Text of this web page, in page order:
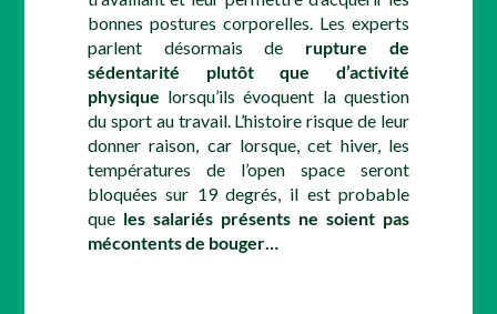
bonnes postures corporelles. Les experts
parlent désormais de rupture de
sédentarité plutôt que d’activité
physique lorsqu’ils évoquent la question
du sport au travail. L’histoire risque de leur
donner raison, car lorsque, cet hiver, les
températures de l’open space seront
bloquées sur 19 degrés, il est probable
que les salariés présents ne soient pas
mécontents de bouger…